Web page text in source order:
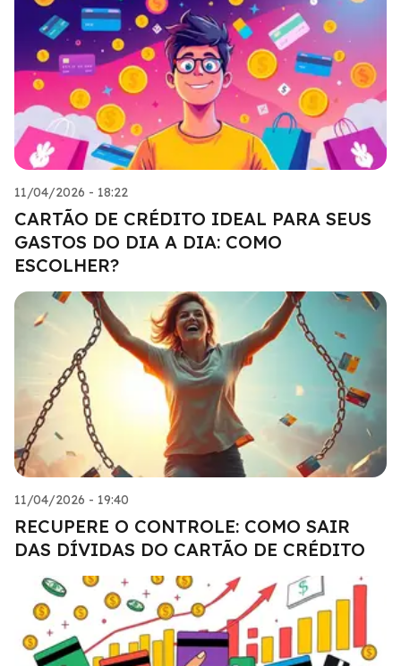
11/04/2026 - 18:22
CARTÃO DE CRÉDITO IDEAL PARA SEUS
GASTOS DO DIA A DIA: COMO
ESCOLHER?
11/04/2026 - 19:40
RECUPERE O CONTROLE: COMO SAIR
DAS DÍVIDAS DO CARTÃO DE CRÉDITO